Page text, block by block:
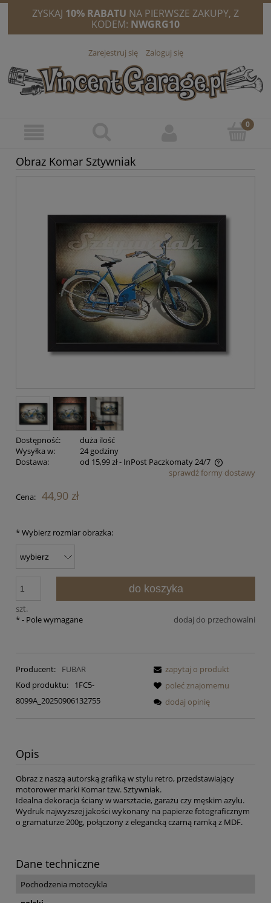
ZYSKAJ 10% RABATU NA PIERWSZE ZAKUPY, Z
KODEM: NWGRG10
Zarejestruj się Zaloguj się
Obraz Komar Sztywniak
Dostępność:
duża ilość
Wysyłka w:
24 godziny
Dostawa:
od 15,99 zł- InPost Paczkomaty 24/7
Cena nie zawiera ewentualnych kosztów płatnościsprawdź formy dostawy
Cena: 44,90 zł
*Wybierz rozmiar obrazka:
szt.
do koszyka
dodaj do przechowalni
*- Pole wymagane
Producent:
FUBAR
Kod produktu:
1FC5-
8099A_20250906132755
zapytaj o produkt
poleć znajomemu
dodaj opinię
Opis
Obraz z naszą autorską grafiką w stylu retro, przedstawiający
motorower marki Komar tzw. Sztywniak.
Idealna dekoracja ściany w warsztacie, garażu czy męskim azylu.
Wydruk najwyższej jakości wykonany na papierze fotograficznym
o gramaturze 200g, połączony z elegancką czarną ramką z MDF.
Dane techniczne
Pochodzenia motocykla